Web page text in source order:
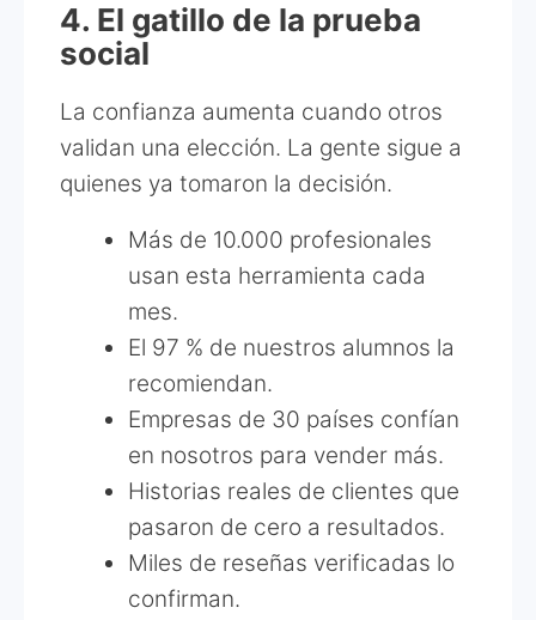
4. El gatillo de la prueba
social
La confianza aumenta cuando otros
validan una elección. La gente sigue a
quienes ya tomaron la decisión.
Más de 10.000 profesionales
usan esta herramienta cada
mes.
El 97 % de nuestros alumnos la
recomiendan.
Empresas de 30 países confían
en nosotros para vender más.
Historias reales de clientes que
pasaron de cero a resultados.
Miles de reseñas verificadas lo
confirman.